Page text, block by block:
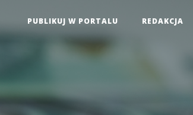
PUBLIKUJ W PORTALU REDAKCJA